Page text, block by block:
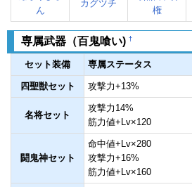
ん
カグツチ
権
専属武器（百鬼喰い) †
セット装備 専属ステータス
四聖獣セット 攻撃力+13%
名将セット
攻撃力14%
筋力値+Lv×120
闘鬼神セット
命中値+Lv×280
攻撃力+16%
筋力値+Lv×160